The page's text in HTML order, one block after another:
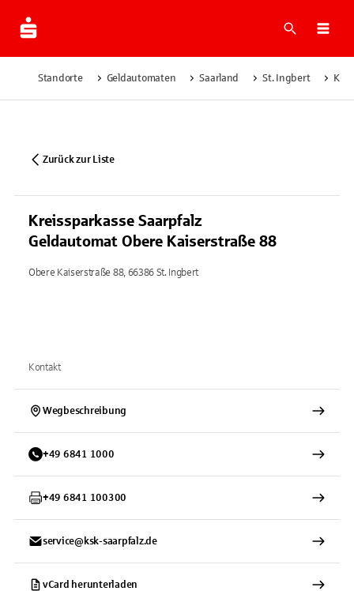
Suche
Standorte Geldautomaten Saarland St. Ingbert
Zurück zur Liste
Kreissparkasse Saarpfalz
Geldautomat Obere Kaiserstraße 88
Obere Kaiserstraße 88, 66386 St. Ingbert
Kontakt
Wegbeschreibung
+49 6841 1000
+49 6841 100300
service@ksk-saarpfalz.de
vCard herunterladen